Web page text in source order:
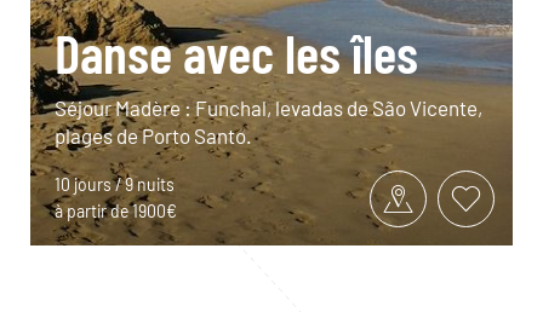
Danse avec les îles
Séjour Madère : Funchal, levadas de São Vicente,
plages de Porto Santo.
10 jours / 9 nuits
à partir de 1900€